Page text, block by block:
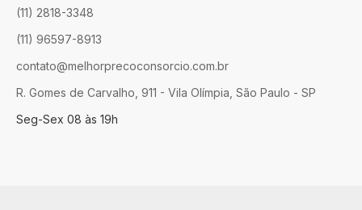
(11) 2818-3348
(11) 96597-8913
contato@melhorprecoconsorcio.com.br
R. Gomes de Carvalho, 911 - Vila Olímpia, São Paulo - SP
Seg-Sex 08 às 19h